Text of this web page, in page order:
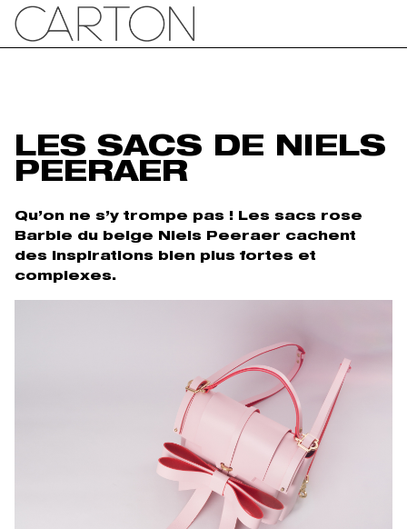
LES SACS DE NIELS
PEERAER
Qu’on ne s’y trompe pas ! Les sacs rose
Barbie du belge Niels Peeraer cachent
des inspirations bien plus fortes et
complexes.